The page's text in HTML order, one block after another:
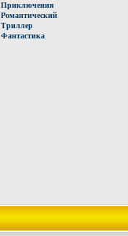
Приключения
Романтический
Триллер
Фантастика